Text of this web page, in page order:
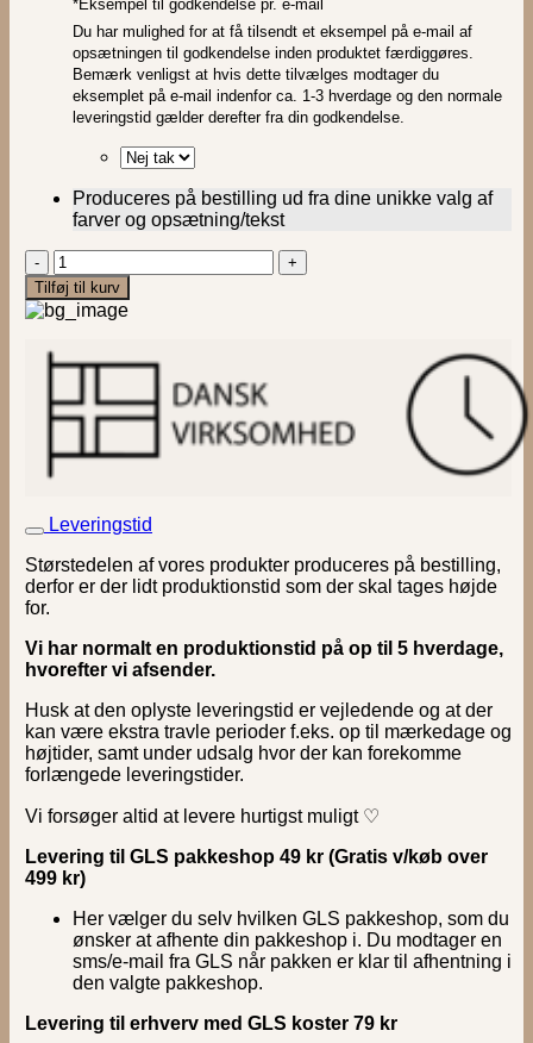
*Eksempel til godkendelse pr. e-mail
Du har mulighed for at få tilsendt et eksempel på e-mail af
opsætningen til godkendelse inden produktet færdiggøres.
Bemærk venligst at hvis dette tilvælges modtager du
eksemplet på e-mail indenfor ca. 1-3 hverdage og den normale
leveringstid gælder derefter fra din godkendelse.
Produceres på bestilling ud fra dine unikke valg af
farver og opsætning/tekst
Stjernetegn
"A
little
star"
Skorpionen
Pyntepude
filt
antal
Tilføj til kurv
Leveringstid
Størstedelen af vores produkter produceres på bestilling,
derfor er der lidt produktionstid som der skal tages højde
for.
Vi har normalt en produktionstid på op til 5 hverdage,
hvorefter vi afsender.
Husk at den oplyste leveringstid er vejledende og at der
kan være ekstra travle perioder f.eks. op til mærkedage og
højtider, samt under udsalg hvor der kan forekomme
forlængede leveringstider.
Vi forsøger altid at levere hurtigst muligt ♡
Levering til GLS pakkeshop 49 kr (Gratis v/køb over
499 kr)
Her vælger du selv hvilken GLS pakkeshop, som du
ønsker at afhente din pakkeshop i. Du modtager en
sms/e-mail fra GLS når pakken er klar til afhentning i
den valgte pakkeshop.
Levering til erhverv med GLS koster 79 kr